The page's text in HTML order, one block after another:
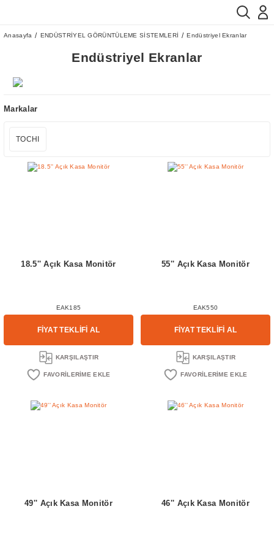
Anasayfa ENDÜSTRİYEL GÖRÜNTÜLEME SİSTEMLERİ Endüstriyel Ekranlar
Endüstriyel Ekranlar
Markalar
TOCHI
18.5'' Açık Kasa Monitör
EAK185
FİYAT TEKLİFİ AL
KARŞILAŞTIR
55'' Açık Kasa Monitör
EAK550
FİYAT TEKLİFİ AL
KARŞILAŞTIR
49'' Açık Kasa Monitör 46'' Açık Kasa Monitör